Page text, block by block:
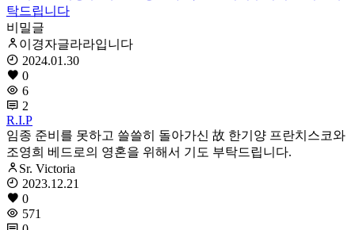
탁드립니다
비밀글
이경자글라라입니다
2024.01.30
0
6
2
R.I.P
임종 준비를 못하고 쓸쓸히 돌아가신 故 한기양 프란치스코와
조영희 베드로의 영혼을 위해서 기도 부탁드립니다.
Sr. Victoria
2023.12.21
0
571